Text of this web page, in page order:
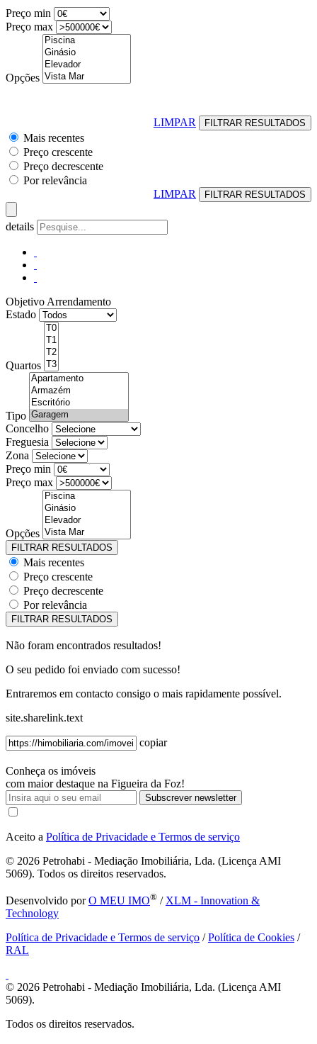
Preço min
Preço max
Opções
LIMPAR
Mais recentes
Preço crescente
Preço decrescente
Por relevância
LIMPAR
details
Objetivo Arrendamento
Estado
Quartos
Tipo
Concelho
Freguesia
Zona
Preço min
Preço max
Opções
Mais recentes
Preço crescente
Preço decrescente
Por relevância
Não foram encontrados resultados!
O seu pedido foi enviado com sucesso!
Entraremos em contacto consigo o mais rapidamente possível.
site.sharelink.text
copiar
Conheça os imóveis
com maior destaque na Figueira da Foz!
Subscrever newsletter
Aceito a Política de Privacidade e Termos de serviço
© 2026 Petrohabi - Mediação Imobiliária, Lda. (Licença AMI
5069). Todos os direitos reservados.
Desenvolvido porO MEU IMO® / XLM - Innovation &
Technology
Política de Privacidade e Termos de serviço /Política de Cookies /
RAL
© 2026 Petrohabi - Mediação Imobiliária, Lda. (Licença AMI
5069).
Todos os direitos reservados.